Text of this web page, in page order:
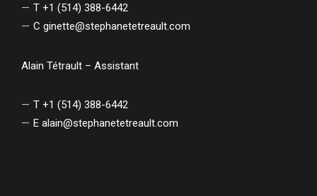
T +1 (514) 388-6442
C ginette@stephanetetreault.com
Alain Tétrault – Assistant
T +1 (514) 388-6442
E alain@stephanetetreault.com